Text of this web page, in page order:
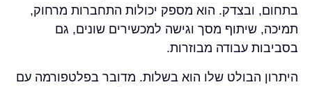
בתחום, ובצדק. הוא מספק יכולות התחברות מרחוק,
תמיכה, שיתוף מסך וגישה למכשירים שונים, גם
בסביבות עבודה מבוזרות.
היתרון הבולט שלו הוא בשלות. מדובר בפלטפורמה עם